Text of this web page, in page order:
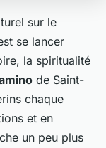
sur le
se lancer
la spiritualité
de Saint-
chaque
et en
un peu plus